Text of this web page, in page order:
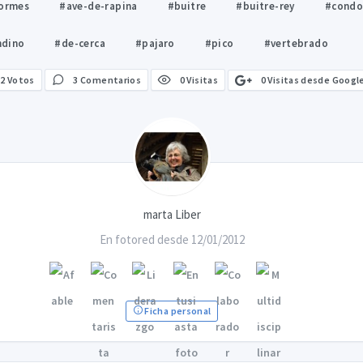
#ave-de-rapina #buitre #buitre-rey
#de-cerca #pajaro #pico #vertebrado
2 Votos 3 Comentarios 0 Visitas 0 Visitas desde
marta Liber
En fotored desde 12/01/2012
Ficha personal